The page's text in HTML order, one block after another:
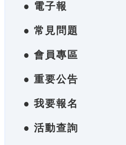
● 電子報
● 常見問題
● 會員專區
● 重要公告
● 我要報名
● 活動查詢